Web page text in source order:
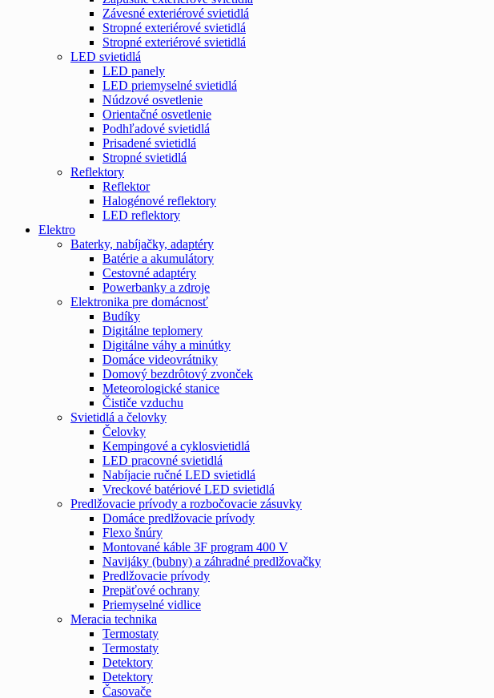
Závesné exteriérové svietidlá
Stropné exteriérové svietidlá
Stropné exteriérové svietidlá
LED svietidlá
LED panely
LED priemyselné svietidlá
Núdzové osvetlenie
Orientačné osvetlenie
Podhľadové svietidlá
Prisadené svietidlá
Stropné svietidlá
Reflektory
Reflektor
Halogénové reflektory
LED reflektory
Elektro
Baterky, nabíjačky, adaptéry
Batérie a akumulátory
Cestovné adaptéry
Powerbanky a zdroje
Elektronika pre domácnosť
Budíky
Digitálne teplomery
Digitálne váhy a minútky
Domáce videovrátniky
Domový bezdrôtový zvonček
Meteorologické stanice
Čističe vzduchu
Svietidlá a čelovky
Čelovky
Kempingové a cyklosvietidlá
LED pracovné svietidlá
Nabíjacie ručné LED svietidlá
Vreckové batériové LED svietidlá
Predlžovacie prívody a rozbočovacie zásuvky
Domáce predlžovacie prívody
Flexo šnúry
Montované káble 3F program 400 V
Navijáky (bubny) a záhradné predlžovačky
Predlžovacie prívody
Prepäťové ochrany
Priemyselné vidlice
Meracia technika
Termostaty
Termostaty
Detektory
Detektory
Časovače